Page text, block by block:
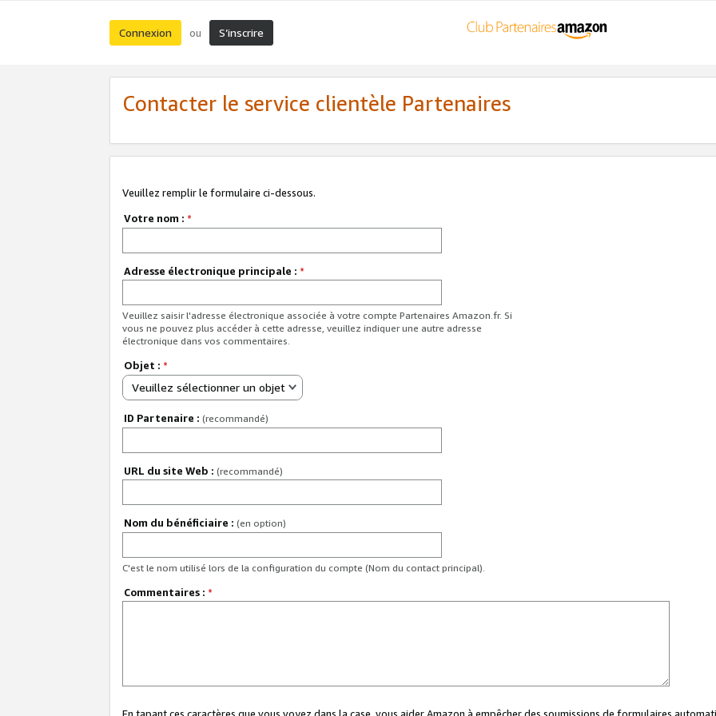
Connexion ou S’inscrire
Contacter le service clientèle Partenaires
Veuillez remplir le formulaire ci-dessous.
Votre nom : *
Adresse électronique principale : *
Veuillez saisir l'adresse électronique associée à votre compte Partenaires Amazon.fr. Si
vous ne pouvez plus accéder à cette adresse, veuillez indiquer une autre adresse
électronique dans vos commentaires.
Objet : *
Veuillez sélectionner un objet
ID Partenaire : (recommandé)
URL du site Web : (recommandé)
Nom du bénéficiaire : (en option)
C'est le nom utilisé lors de la configuration du compte (Nom du contact principal).
Commentaires : *